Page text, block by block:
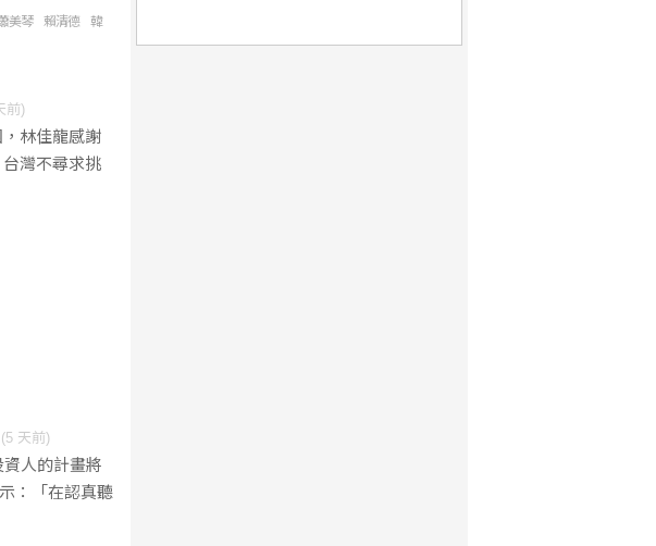
美琴 賴清德 韓
前)
林佳龍感謝
灣不尋求挑
(5 天前)
人的計畫將
：「在認真聽